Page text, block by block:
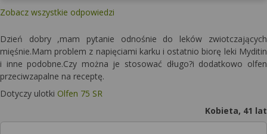
Zobacz wszystkie odpowiedzi
Dzień dobry ,mam pytanie odnośnie do leków zwiotczających
mięśnie.Mam problem z napięciami karku i ostatnio biorę leki Myditin
i inne podobne.Czy można je stosować długo?i dodatkowo olfen
przeciwzapalne na receptę.
Dotyczy ulotki Olfen 75 SR
Kobieta, 41 lat